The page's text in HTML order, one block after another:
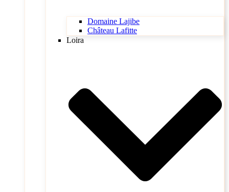
Domaine Lajibe
Château Lafitte
Loira